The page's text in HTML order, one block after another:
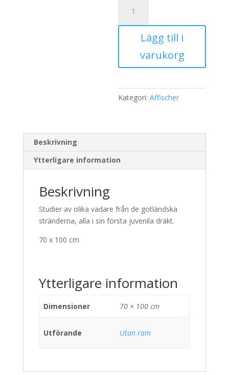
vadare
mängd
Lägg till i
varukorg
Kategori:Affischer
Beskrivning
Ytterligare information
Beskrivning
Studier av olika vadare från de gotländska
stränderna, alla i sin första juvenila dräkt.
70 x 100 cm
Ytterligare information
Dimensioner 70 × 100 cm
Utförande Utan ram